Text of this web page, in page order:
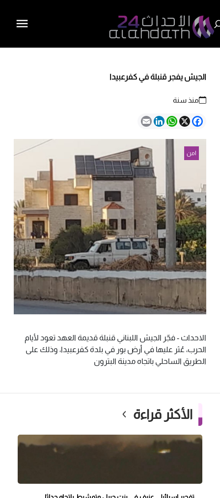
الجيش يفجر قنبلة في كفرعبيدا
منذ سنة
Facebook
X
WhatsApp
LinkedIn
Email
امن
الاحداث - فجّر الجيش اللبناني قنبلة قديمة العهد تعود لأيام
الحرب، عُثر عليها في أرض بور في بلدة كفرعبيدا، وذلك على
الطريق الساحلي باتجاه مدينة البترون
الأكثر قراءة